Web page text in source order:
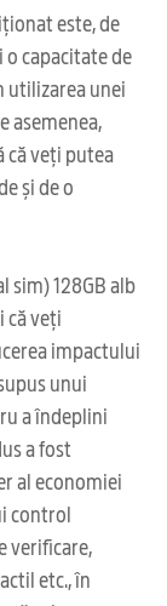
este, de
capacitate de
utilizarea unei
asemenea,
că veți putea
și de o
sim) 128GB alb
că veți
impactului
unui
a îndeplini
a fost
al economiei
control
verificare,
etc., în